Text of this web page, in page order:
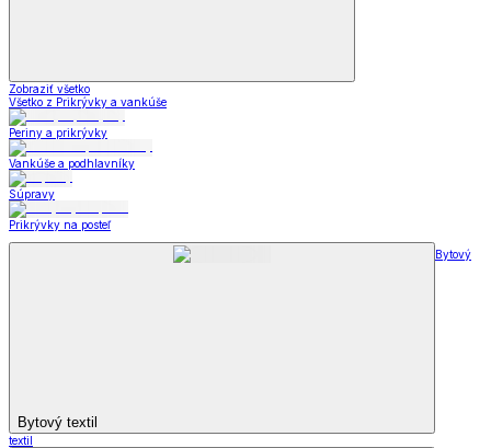
Zobraziť všetko
Všetko z Prikrývky a vankúše
Periny a prikrývky
Vankúše a podhlavníky
Súpravy
Prikrývky na posteľ
Bytový textil
Bytový
textil